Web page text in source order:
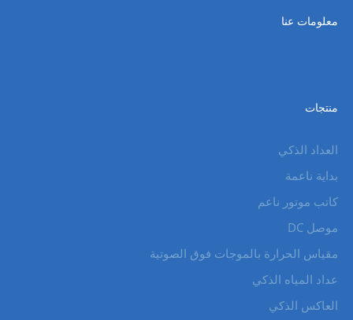
معلومات عنا
منتجات
العداد الذكي
بداية ناعمة
كاتب موتور ناعم
موصل DC
مقياس الحرارة بالموجات فوق الصوتية
عداد المياه الذكي
العاكس الذكي